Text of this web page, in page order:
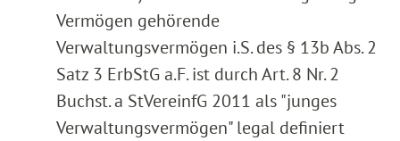
Vermögen gehörende
Verwaltungsvermögen i.S. des § 13b Abs. 2
Satz 3 ErbStG a.F. ist durch Art. 8 Nr. 2
Buchst. a StVereinfG 2011 als "junges
Verwaltungsvermögen" legal definiert